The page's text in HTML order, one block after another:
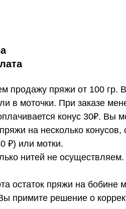
продажу пряжи от 100 гр.
в моточки. При заказе
конус 30₽. Вы
на несколько
₽) или мотки.
нитей не осуществляем.
остаток пряжи на бобине
примите решение о